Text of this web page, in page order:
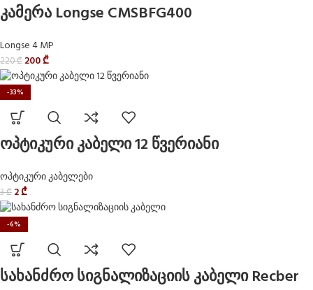
კამერა Longse CMSBFG400
Longse 4 MP
220₾ 200₾
-33%
ოპტიკური კაბელი 12 წვერიანი
ოპტიკური კაბელები
3₾ 2₾
-6%
სახანძრო სიგნალიზაციის კაბელი Recber